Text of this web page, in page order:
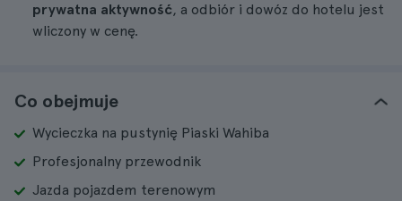
prywatna aktywność, a odbiór i dowóz do hotelu jest
wliczony w cenę.
Co obejmuje
Wycieczka na pustynię Piaski Wahiba
Profesjonalny przewodnik
Jazda pojazdem terenowym